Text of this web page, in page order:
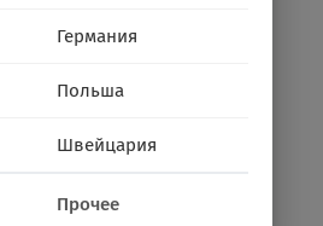
Германия
Польша
Швейцария
Прочее